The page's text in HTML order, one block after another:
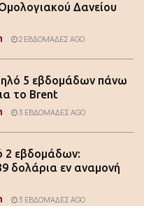
Δανείου
2 ΕΒΔΟΜΆΔΕΣ AGO
5 εβδομάδων πάνω
το Brent
3 ΕΒΔΟΜΆΔΕΣ AGO
2 εβδομάδων:
δολάρια εν αναμονή
3 ΕΒΔΟΜΆΔΕΣ AGO